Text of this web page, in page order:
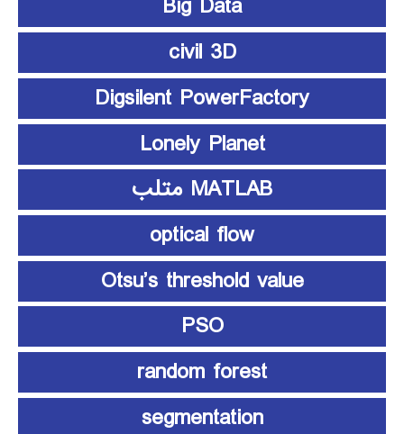
civil 3D
Digsilent PowerFactory
Lonely Planet
MATLAB متلب
optical flow
Otsu’s threshold value
PSO
random forest
segmentation